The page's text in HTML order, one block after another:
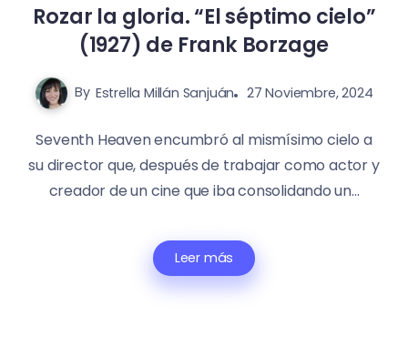
Rozar la gloria. “El séptimo cielo”
(1927) de Frank Borzage
By Estrella Millán Sanjuán 27 Noviembre, 2024
Seventh Heaven encumbró al mismísimo cielo a
su director que, después de trabajar como actor y
creador de un cine que iba consolidando un...
Leer más